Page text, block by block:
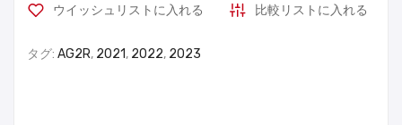
ウイッシュリストに入れる 比較リストに入れる
タグ: AG2R, 2021, 2022, 2023